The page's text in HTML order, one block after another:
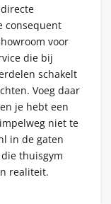
consequent
voor
die bij
schakelt
Voeg daar
je hebt een
niet te
in de gaten
thuisgym
realiteit.